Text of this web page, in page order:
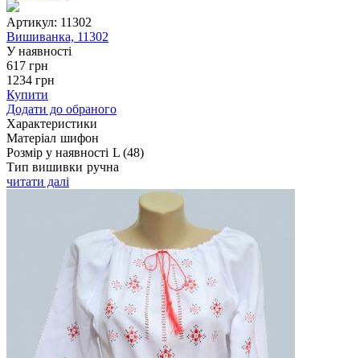
Артикул: 11302
Вишиванка, 11302
У наявності
617 грн
1234 грн
Купити
Додати до обраного
Характеристики
Матеріал шифон
Розмір у наявності L (48)
Тип вишивки ручна
читати далі